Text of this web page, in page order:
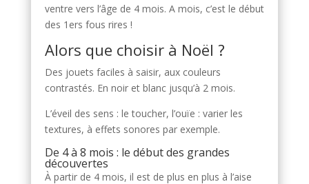
ventre vers l’âge de 4 mois. A mois, c’est le début
des 1ers fous rires !
Alors que choisir à Noël ?
Des jouets faciles à saisir, aux couleurs
contrastés. En noir et blanc jusqu’à 2 mois.
L’éveil des sens : le toucher, l’ouïe : varier les
textures, à effets sonores par exemple.
De 4 à 8 mois : le début des grandes
découvertes
À partir de 4 mois, il est de plus en plus à l’aise